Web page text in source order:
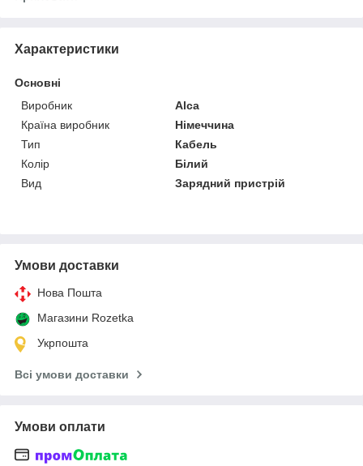
Характеристики
Основні
Виробник
Alca
Країна виробник
Німеччина
Тип
Кабель
Колір
Білий
Вид
Зарядний пристрій
Умови доставки
Нова Пошта
Магазини Rozetka
Укрпошта
Всі умови доставки
Умови оплати